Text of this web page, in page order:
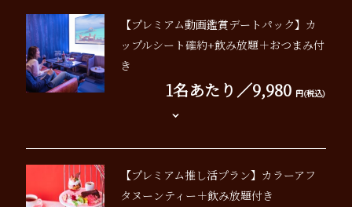
【プレミアム動画鑑賞デートパック】カ
ップルシート確約+飲み放題＋おつまみ付
き
1名あたり／9,980 円(税込)
【プレミアム推し活プラン】カラーアフ
タヌーンティー＋飲み放題付き